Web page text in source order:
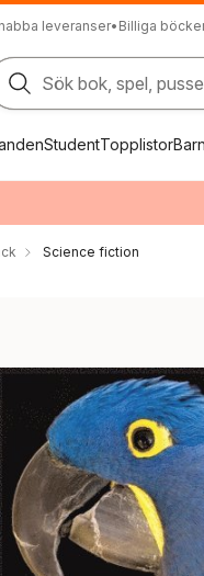
leveranser• Billiga
Sök bok, spel,
StudentTopplistor
Science fiction